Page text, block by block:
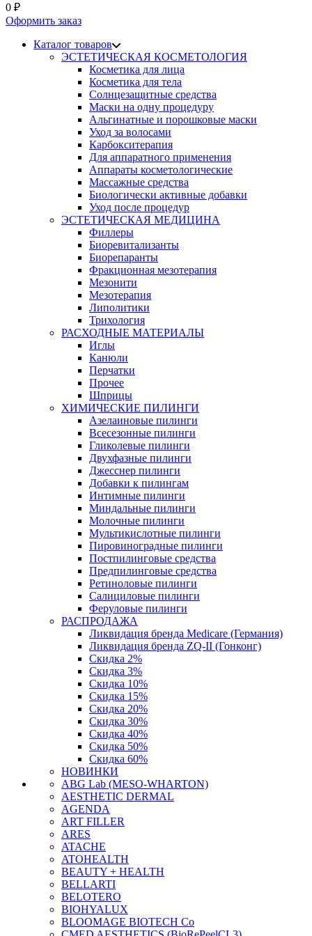
0 ₽
Оформить заказ
Каталог товаров
ЭСТЕТИЧЕСКАЯ КОСМЕТОЛОГИЯ
Косметика для лица
Косметика для тела
Солнцезащитные средства
Маски на одну процедуру
Альгинатные и порошковые маски
Уход за волосами
Карбокситерапия
Для аппаратного применения
Аппараты косметологические
Массажные средства
Биологически активные добавки
Уход после процедур
ЭСТЕТИЧЕСКАЯ МЕДИЦИНА
Филлеры
Биоревитализанты
Биорепаранты
Фракционная мезотерапия
Мезонити
Мезотерапия
Липолитики
Трихология
РАСХОДНЫЕ МАТЕРИАЛЫ
Иглы
Канюли
Перчатки
Прочее
Шприцы
ХИМИЧЕСКИЕ ПИЛИНГИ
Азелаиновые пилинги
Всесезонные пилинги
Гликолевые пилинги
Двухфазные пилинги
Джесснер пилинги
Добавки к пилингам
Интимные пилинги
Миндальные пилинги
Молочные пилинги
Мультикислотные пилинги
Пировиноградные пилинги
Постпилинговые средства
Предпилинговые средства
Ретиноловые пилинги
Салициловые пилинги
Феруловые пилинги
РАСПРОДАЖА
Ликвидация бренда Medicare (Германия)
Ликвидация бренда ZQ-II (Гонконг)
Скидка 2%
Скидка 3%
Скидка 10%
Скидка 15%
Скидка 20%
Скидка 30%
Скидка 40%
Скидка 50%
Скидка 60%
НОВИНКИ
ABG Lab (MESO-WHARTON)
AESTHETIC DERMAL
AGENDA
ART FILLER
ARES
ATACHE
ATOHEALTH
BEAUTY + HEALTH
BELLARTI
BELOTERO
BIOHYALUX
BLOOMAGE BIOTECH Co